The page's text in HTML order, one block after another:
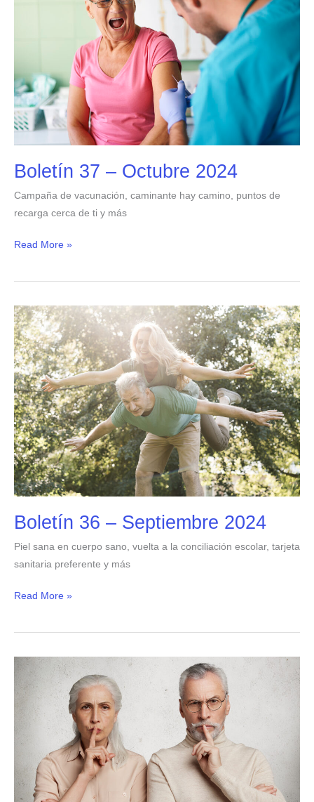
Boletín 37 – Octubre 2024
Campaña de vacunación, caminante hay camino, puntos de
recarga cerca de ti y más
Read More »
Boletín 36 – Septiembre 2024
Piel sana en cuerpo sano, vuelta a la conciliación escolar, tarjeta
sanitaria preferente y más
Boletín
36
–
Septiembre
2024
Read More »
Boletín